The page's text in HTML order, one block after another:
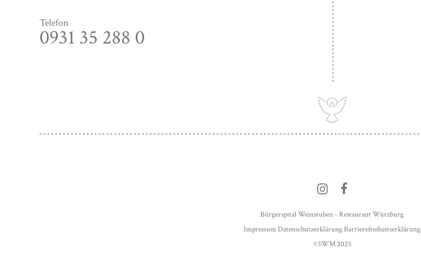
Telefon
0931 35 288 0
Bürgerspital Weinstuben - Restaurant Würzburg
Impressum DatenschutzerklärungBarrierefreiheitserklärung
©3WM2025